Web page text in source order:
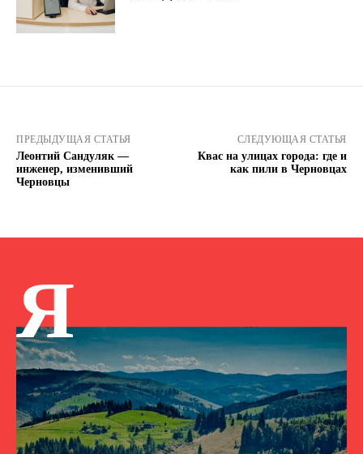
ПРЕДЫДУЩАЯ СТАТЬЯ
Леонтий Сандуляк —
инженер, изменивший
Черновцы
СЛЕДУЮЩАЯ СТАТЬЯ
Квас на улицах города: где и
как пили в Черновцах
Я